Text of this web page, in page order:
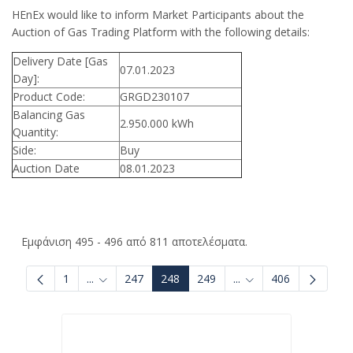
HEnEx would like to inform Market Participants about the
Auction of Gas Trading Platform with the following details:
Delivery Date [Gas
Day]:
07.01.2023
Product Code:
GRGD230107
Balancing Gas
Quantity:
2.950.000 kWh
Side:
Buy
Auction Date
08.01.2023
Εμφάνιση 495 - 496 από 811 αποτελέσματα.
1 ... Ενδιάμεσες σελίδες Use TAB to navigate.
247 248 249 ... Ενδιάμεσες
406